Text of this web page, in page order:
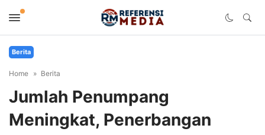
Berita
Home Berita
Jumlah Penumpang
Meningkat, Penerbangan